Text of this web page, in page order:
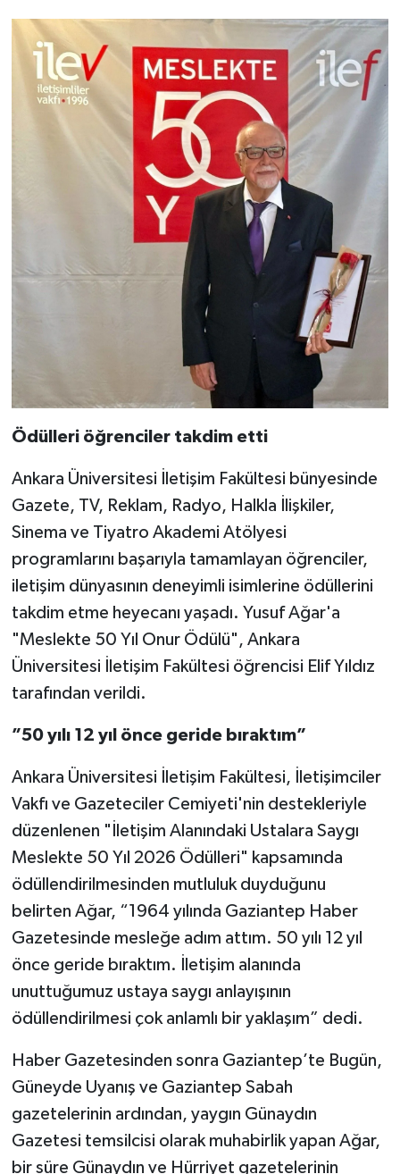
Ödülleri öğrenciler takdim etti
Ankara Üniversitesi İletişim Fakültesi bünyesinde
Gazete, TV, Reklam, Radyo, Halkla İlişkiler,
Sinema ve Tiyatro Akademi Atölyesi
programlarını başarıyla tamamlayan öğrenciler,
iletişim dünyasının deneyimli isimlerine ödüllerini
takdim etme heyecanı yaşadı. Yusuf Ağar'a
"Meslekte 50 Yıl Onur Ödülü", Ankara
Üniversitesi İletişim Fakültesi öğrencisi Elif Yıldız
tarafından verildi.
”50 yılı 12 yıl önce geride bıraktım”
Ankara Üniversitesi İletişim Fakültesi, İletişimciler
Vakfı ve Gazeteciler Cemiyeti'nin destekleriyle
düzenlenen "İletişim Alanındaki Ustalara Saygı
Meslekte 50 Yıl 2026 Ödülleri" kapsamında
ödüllendirilmesinden mutluluk duyduğunu
belirten Ağar, “1964 yılında Gaziantep Haber
Gazetesinde mesleğe adım attım. 50 yılı 12 yıl
önce geride bıraktım. İletişim alanında
unuttuğumuz ustaya saygı anlayışının
ödüllendirilmesi çok anlamlı bir yaklaşım” dedi.
Haber Gazetesinden sonra Gaziantep’te Bugün,
Güneyde Uyanış ve Gaziantep Sabah
gazetelerinin ardından, yaygın Günaydın
Gazetesi temsilcisi olarak muhabirlik yapan Ağar,
bir süre Günaydın ve Hürriyet gazetelerinin